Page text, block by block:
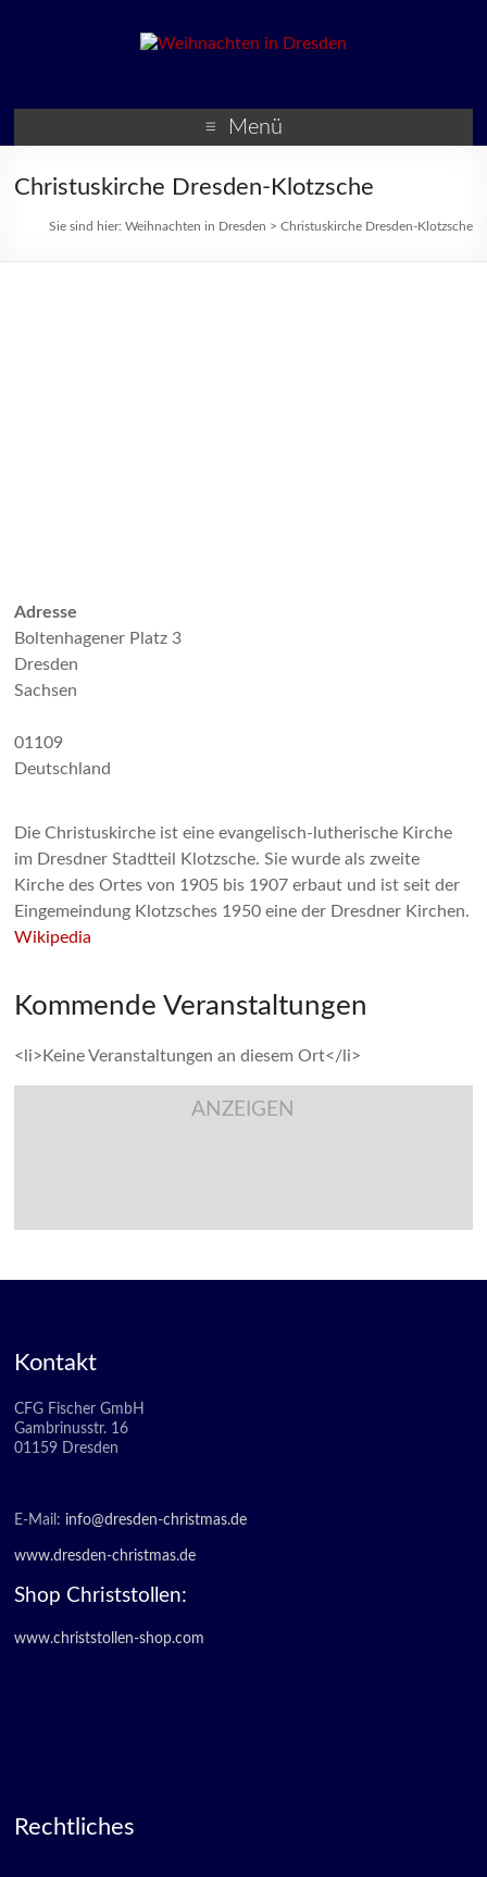
Veranstaltungen zur
Weihnachtszeit
Menü
Christuskirche Dresden-Klotzsche
Sie sind hier: Weihnachten in Dresden > Christuskirche Dresden-Klotzsche
Adresse
Boltenhagener Platz 3
Dresden
Sachsen
01109
Deutschland
Die Christuskirche ist eine evangelisch-lutherische Kirche
im Dresdner Stadtteil Klotzsche. Sie wurde als zweite
Kirche des Ortes von 1905 bis 1907 erbaut und ist seit der
Eingemeindung Klotzsches 1950 eine der Dresdner Kirchen.
Wikipedia
Kommende Veranstaltungen
<li>Keine Veranstaltungen an diesem Ort</li>
ANZEIGEN
Kontakt
CFG Fischer GmbH
Gambrinusstr. 16
01159 Dresden
E-Mail: info@dresden-christmas.de
www.dresden-christmas.de
Shop Christstollen:
www.christstollen-shop.com
Rechtliches